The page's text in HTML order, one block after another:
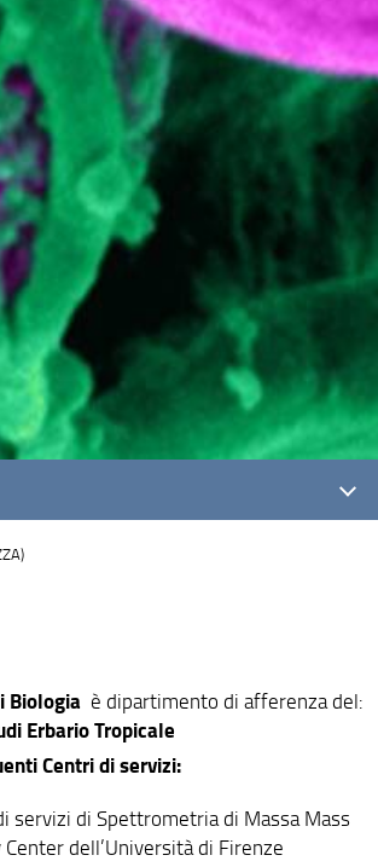
Biologiaè dipartimento di afferenza del:
Erbario Tropicale
Centri di servizi:
servizi di Spettrometria di Massa Mass
dell’Università di Firenze
Qualità